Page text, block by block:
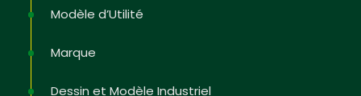
Modèle d’Utilité
Marque
Dessin et Modèle Industriel